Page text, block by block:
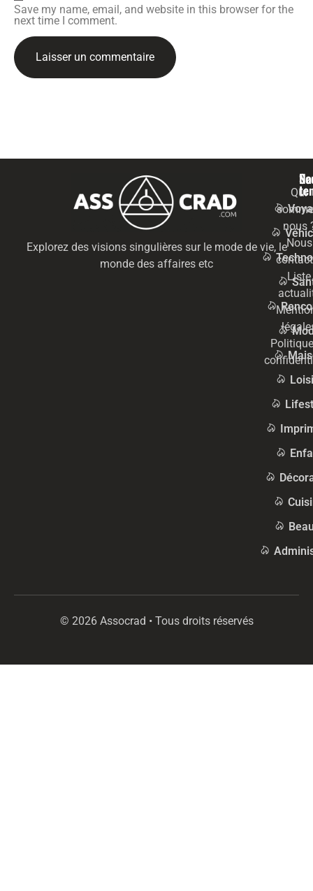
Save my name, email, and website in this browser for the
next time I comment.
Explorez des visions singulières sur le mode de vie, le
monde des affaires etc
Qui
nous
Nous
Liste
© 2026 Assocrad • Tous droits réservés